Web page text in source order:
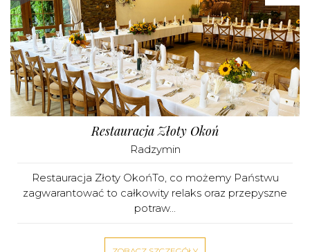
Restauracja Złoty Okoń
Radzymin
Restauracja Złoty OkońTo, co możemy Państwu
zagwarantować to całkowity relaks oraz przepyszne
potraw...